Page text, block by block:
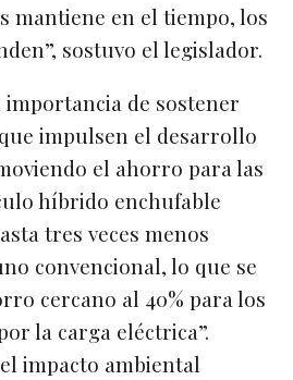
mantiene en el tiempo, los
sostuvo el legislador.
de sostener
impulsen el desarrollo
el ahorro para las
híbrido enchufable
tres veces menos
convencional, lo que se
cercano al 40% para los
la carga eléctrica”.
impacto ambiental